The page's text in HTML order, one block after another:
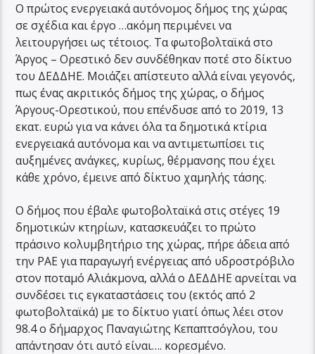
Ο πρώτος ενεργειακά αυτόνομος δήμος της χώρας
σε σχέδια και έργο …ακόμη περιμένει να
λειτουργήσει ως τέτοιος. Τα φωτοβολταϊκά στο
Άργος – Ορεστικό δεν συνδέθηκαν ποτέ στο δίκτυο
του ΔΕΔΔΗΕ. Μοιάζει απίστευτο αλλά είναι γεγονός,
πως ένας ακριτικός δήμος της χώρας, ο δήμος
Άργους-Ορεστικού, που επένδυσε από το 2019, 13
εκατ. ευρώ για να κάνει όλα τα δημοτικά κτίρια
ενεργειακά αυτόνομα και να αντιμετωπίσει τις
αυξημένες ανάγκες, κυρίως, θέρμανσης που έχει
κάθε χρόνο, έμεινε από δίκτυο χαμηλής τάσης.
Ο δήμος που έβαλε φωτοβολταϊκά στις στέγες 19
δημοτικών κτηρίων, κατασκευάζει το πρώτο
πράσινο κολυμβητήριο της χώρας, πήρε άδεια από
την ΡΑΕ για παραγωγή ενέργειας από υδροστρόβιλο
στον ποταμό Αλιάκμονα, αλλά ο ΔΕΔΔΗΕ αρνείται να
συνδέσει τις εγκαταστάσεις του (εκτός από 2
φωτοβολταϊκά) με το δίκτυο γιατί όπως λέει στον
98.4 ο δήμαρχος Παναγιώτης Κεπαπτσόγλου, του
απάντησαν ότι αυτό είναι…. κορεσμένο.